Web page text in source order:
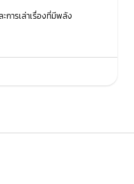
การเล่าเรื่องที่มีพลัง